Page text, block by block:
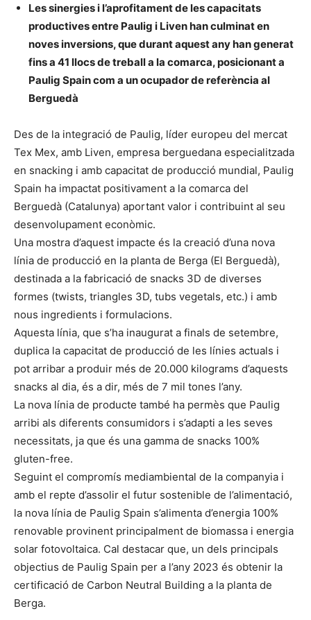
Les sinergies i l’aprofitament de les capacitats
productives entre Paulig i Liven han culminat en
noves inversions, que durant aquest any han generat
fins a 41 llocs de treball a la comarca, posicionant a
Paulig Spain com a un ocupador de referència al
Berguedà
Des de la integració de Paulig, líder europeu del mercat
Tex Mex, amb Liven, empresa berguedana especialitzada
en snacking i amb capacitat de producció mundial, Paulig
Spain ha impactat positivament a la comarca del
Berguedà (Catalunya) aportant valor i contribuint al seu
desenvolupament econòmic.
Una mostra d’aquest impacte és la creació d’una nova
línia de producció en la planta de Berga (El Berguedà),
destinada a la fabricació de snacks 3D de diverses
formes (twists, triangles 3D, tubs vegetals, etc.) i amb
nous ingredients i formulacions.
Aquesta línia, que s’ha inaugurat a finals de setembre,
duplica la capacitat de producció de les línies actuals i
pot arribar a produir més de 20.000 kilograms d’aquests
snacks al dia, és a dir, més de 7 mil tones l’any.
La nova línia de producte també ha permès que Paulig
arribi als diferents consumidors i s’adapti a les seves
necessitats, ja que és una gamma de snacks 100%
gluten-free.
Seguint el compromís mediambiental de la companyia i
amb el repte d’assolir el futur sostenible de l’alimentació,
la nova línia de Paulig Spain s’alimenta d’energia 100%
renovable provinent principalment de biomassa i energia
solar fotovoltaica. Cal destacar que, un dels principals
objectius de Paulig Spain per a l’any 2023 és obtenir la
certificació de Carbon Neutral Building a la planta de
Berga.